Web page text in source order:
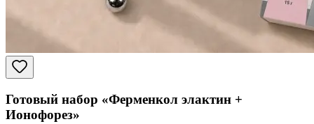
Готовый набор «Ферменкол элактин +
Ионофорез»